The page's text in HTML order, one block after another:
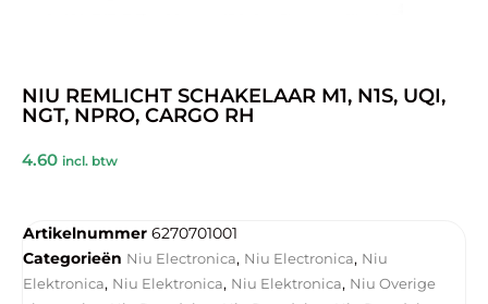
NIU REMLICHT SCHAKELAAR M1, N1S, UQI,
NGT, NPRO, CARGO RH
4.60 incl. btw
Artikelnummer 6270701001
Categorieën Niu Electronica, Niu Electronica, Niu
Elektronica, Niu Elektronica, Niu Elektronica, Niu Overige